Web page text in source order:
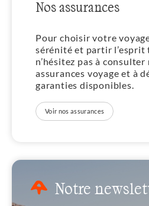
Nos assurances
Pour choisir votre
sérénité et partir l’esprit
n’hésitez pas à
assurances voyage et à
garanties disponibles.
Voir nos assurances
Notre